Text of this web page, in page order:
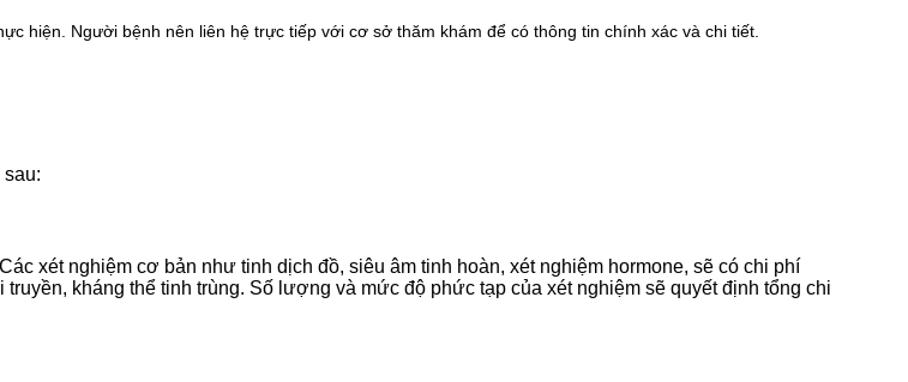
hiện. Người bệnh nên liên hệ trực tiếp với cơ sở thăm khám để có thông tin chính xác và chi tiết.
xét nghiệm cơ bản như tinh dịch đồ, siêu âm tinh hoàn, xét nghiệm hormone, sẽ có chi phí
kháng thể tinh trùng. Số lượng và mức độ phức tạp của xét nghiệm sẽ quyết định tổng chi